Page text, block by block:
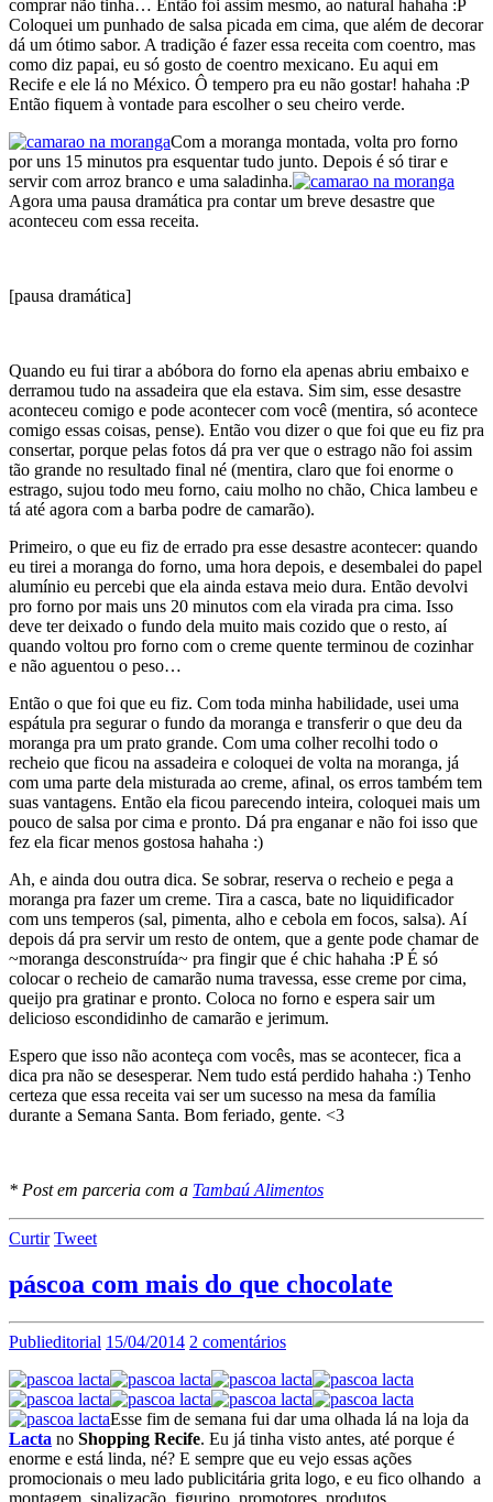
comprar não tinha… Então foi assim mesmo, ao natural hahaha :P
Coloquei um punhado de salsa picada em cima, que além de decorar
dá um ótimo sabor. A tradição é fazer essa receita com coentro, mas
como diz papai, eu só gosto de coentro mexicano. Eu aqui em
Recife e ele lá no México. Ô tempero pra eu não gostar! hahaha :P
Então fiquem à vontade para escolher o seu cheiro verde.
Com a moranga montada, volta pro forno
por uns 15 minutos pra esquentar tudo junto. Depois é só tirar e
servir com arroz branco e uma saladinha.
Agora uma pausa dramática pra contar um breve desastre que
aconteceu com essa receita.
[pausa dramática]
Quando eu fui tirar a abóbora do forno ela apenas abriu embaixo e
derramou tudo na assadeira que ela estava. Sim sim, esse desastre
aconteceu comigo e pode acontecer com você (mentira, só acontece
comigo essas coisas, pense). Então vou dizer o que foi que eu fiz pra
consertar, porque pelas fotos dá pra ver que o estrago não foi assim
tão grande no resultado final né (mentira, claro que foi enorme o
estrago, sujou todo meu forno, caiu molho no chão, Chica lambeu e
tá até agora com a barba podre de camarão).
Primeiro, o que eu fiz de errado pra esse desastre acontecer: quando
eu tirei a moranga do forno, uma hora depois, e desembalei do papel
alumínio eu percebi que ela ainda estava meio dura. Então devolvi
pro forno por mais uns 20 minutos com ela virada pra cima. Isso
deve ter deixado o fundo dela muito mais cozido que o resto, aí
quando voltou pro forno com o creme quente terminou de cozinhar
e não aguentou o peso…
Então o que foi que eu fiz. Com toda minha habilidade, usei uma
espátula pra segurar o fundo da moranga e transferir o que deu da
moranga pra um prato grande. Com uma colher recolhi todo o
recheio que ficou na assadeira e coloquei de volta na moranga, já
com uma parte dela misturada ao creme, afinal, os erros também tem
suas vantagens. Então ela ficou parecendo inteira, coloquei mais um
pouco de salsa por cima e pronto. Dá pra enganar e não foi isso que
fez ela ficar menos gostosa hahaha :)
Ah, e ainda dou outra dica. Se sobrar, reserva o recheio e pega a
moranga pra fazer um creme. Tira a casca, bate no liquidificador
com uns temperos (sal, pimenta, alho e cebola em focos, salsa). Aí
depois dá pra servir um resto de ontem, que a gente pode chamar de
~moranga desconstruída~ pra fingir que é chic hahaha :P É só
colocar o recheio de camarão numa travessa, esse creme por cima,
queijo pra gratinar e pronto. Coloca no forno e espera sair um
delicioso escondidinho de camarão e jerimum.
Espero que isso não aconteça com vocês, mas se acontecer, fica a
dica pra não se desesperar. Nem tudo está perdido hahaha :) Tenho
certeza que essa receita vai ser um sucesso na mesa da família
durante a Semana Santa. Bom feriado, gente. <3
* Post em parceria com a Tambaú Alimentos
Curtir Tweet
páscoa com mais do que chocolate
Publieditorial 15/04/2014 2 comentários
Esse fim de semana fui dar uma olhada lá na loja da
Lacta no Shopping Recife. Eu já tinha visto antes, até porque é
enorme e está linda, né? E sempre que eu vejo essas ações
promocionais o meu lado publicitária grita logo, e eu fico olhando a